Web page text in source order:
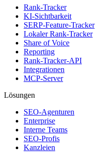
Rank-Tracker
KI-Sichtbarkeit
SERP-Feature-Tracker
Lokaler Rank-Tracker
Share of Voice
Reporting
Rank-Tracker-API
Integrationen
MCP-Server
Lösungen
SEO-Agenturen
Enterprise
Interne Teams
SEO-Profis
Kanzleien